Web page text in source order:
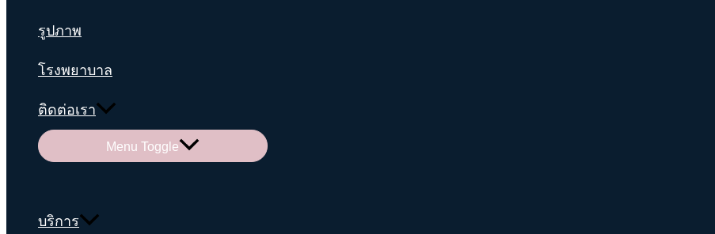
รูปภาพ
โรงพยาบาล
ติดต่อเรา
Menu Toggle
บริการ